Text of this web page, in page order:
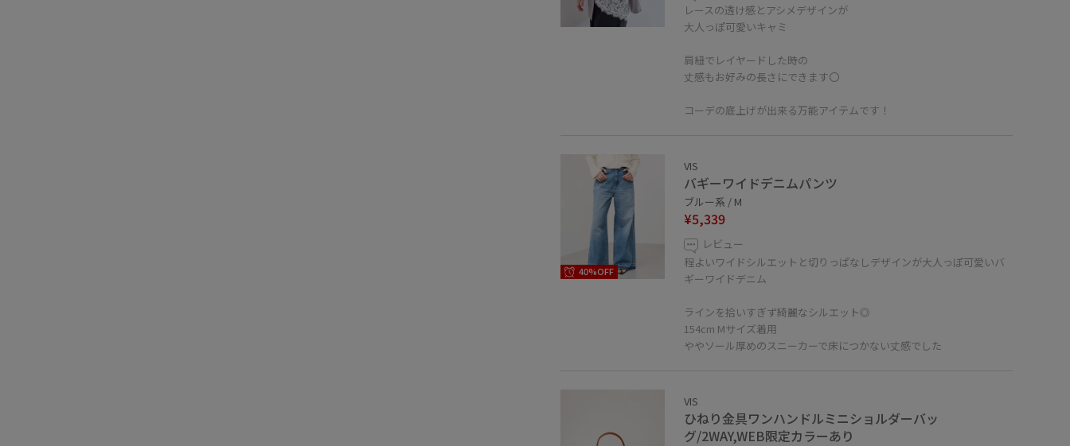
レースの透け感とアシメデザインが
大人っぽ可愛いキャミ
肩紐でレイヤードした時の
丈感もお好みの長さにできます〇
コーデの底上げが出来る万能アイテムです！
40%OFF
VIS
バギーワイドデニムパンツ
ブルー系 / M
¥5,339
レビュー
程よいワイドシルエットと切りっぱなしデザインが大人っぽ可愛いバ
ギーワイドデニム
ラインを拾いすぎず綺麗なシルエット◎
154cm Mサイズ着用
ややソール厚めのスニーカーで床につかない丈感でした
VIS
ひねり金具ワンハンドルミニショルダーバッ
グ/2WAY,WEB限定カラーあり